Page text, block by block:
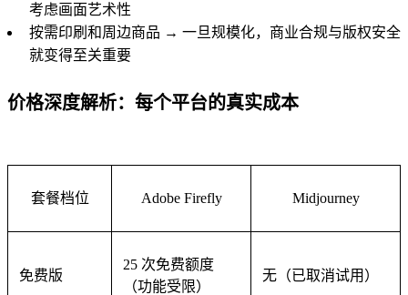
考虑画面艺术性
按需印刷和周边商品 → 一旦规模化，商业合规与版权安全
就变得至关重要
价格深度解析：每个平台的真实成本
套餐档位 Adobe Firefly Midjourney
免费版
25 次免费额度
（功能受限）
无（已取消试用）